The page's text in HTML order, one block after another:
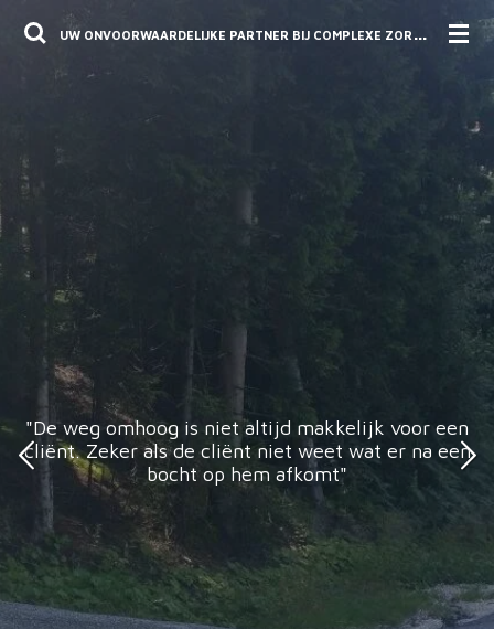
Ga
U
W ONVOORWAARDELIJKE PARTNER BIJ COMPLEXE ZORGVRAGEN.
"De weg omhoog is niet altijd makkelijk voor een
cliënt. Zeker als de cliënt niet weet wat er na een
bocht op hem afkomt"